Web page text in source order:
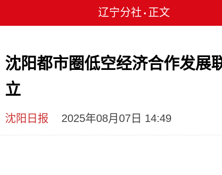
辽宁分社 • 正文
沈阳都市圈低空经济合作发展
立
沈阳日报 2025年08月07日 14:49